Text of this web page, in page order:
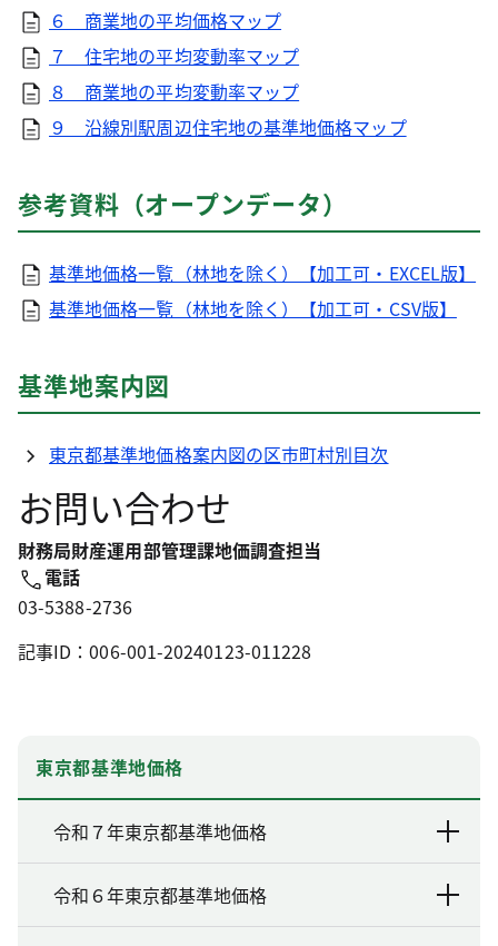
６ 商業地の平均価格マップ
７ 住宅地の平均変動率マップ
８ 商業地の平均変動率マップ
９ 沿線別駅周辺住宅地の基準地価格マップ
参考資料（オープンデータ）
基準地価格一覧（林地を除く）【加工可・EXCEL版】
基準地価格一覧（林地を除く）【加工可・CSV版】
基準地案内図
東京都基準地価格案内図の区市町村別目次
お問い合わせ
財務局財産運用部管理課地価調査担当
電話
03-5388-2736
記事ID：006-001-20240123-011228
東京都基準地価格
令和７年東京都基準地価格
令和６年東京都基準地価格